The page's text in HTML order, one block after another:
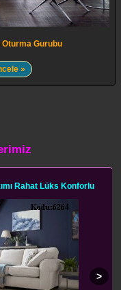
Oturma Gurubu
»
Rahat Lüks Konforlu